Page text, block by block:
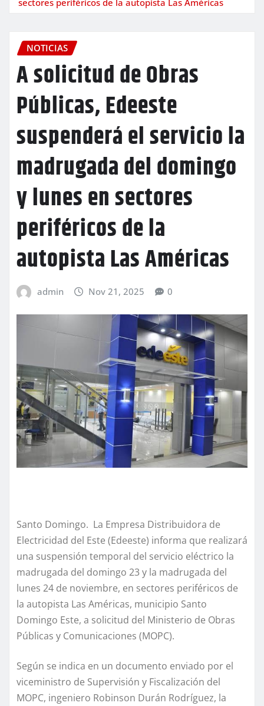
NOTICIAS
A solicitud de Obras
Públicas, Edeeste
suspenderá el servicio la
madrugada del domingo
y lunes en sectores
periféricos de la
autopista Las Américas
admin Nov 21, 2025 0
Santo Domingo. La Empresa Distribuidora de
Electricidad del Este (Edeeste) informa que realizará
una suspensión temporal del servicio eléctrico la
madrugada del domingo 23 y la madrugada del
lunes 24 de noviembre, en sectores periféricos de
la autopista Las Américas, municipio Santo
Domingo Este, a solicitud del Ministerio de Obras
Públicas y Comunicaciones (MOPC).
Según se indica en un documento enviado por el
viceministro de Supervisión y Fiscalización del
MOPC, ingeniero Robinson Durán Rodríguez, la